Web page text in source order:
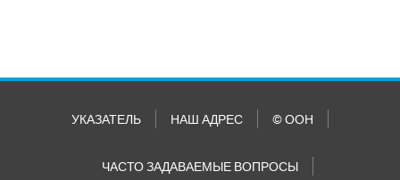
УКАЗАТЕЛЬ НАШ АДРЕС © ООН
ЧАСТО ЗАДАВАЕМЫЕ ВОПРОСЫ